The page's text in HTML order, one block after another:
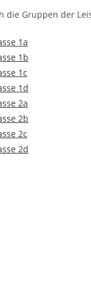
die Gruppen der
1a
1b
1c
1d
2a
2b
2c
2d